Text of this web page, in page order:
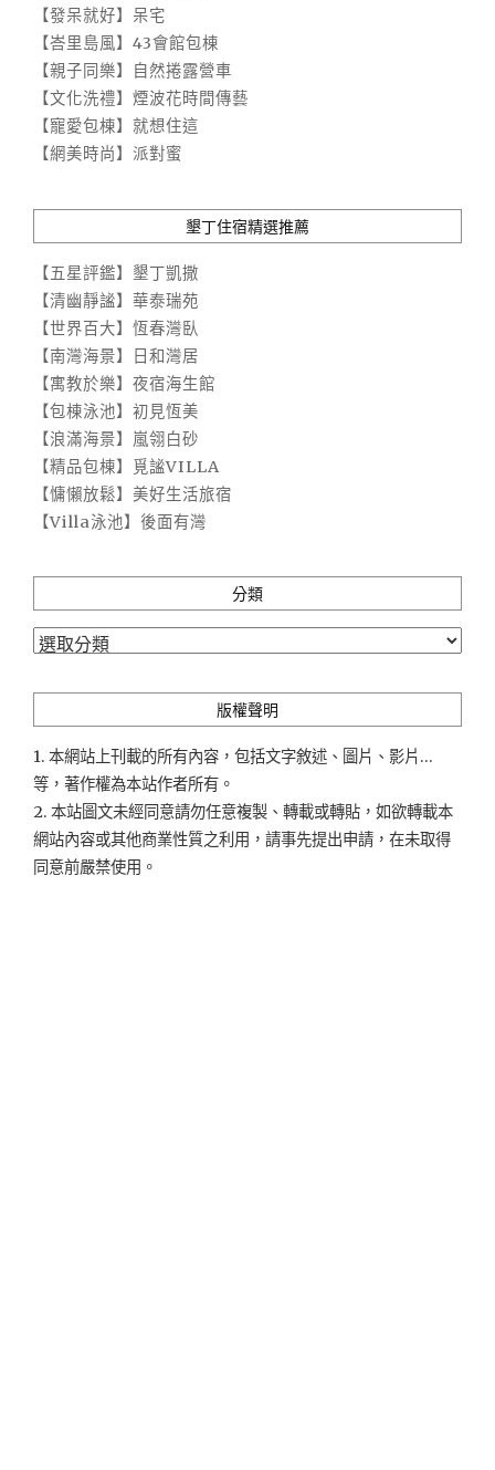
【發呆就好】呆宅
【峇里島風】43會館包棟
【親子同樂】自然捲露營車
【文化洗禮】煙波花時間傳藝
【寵愛包棟】就想住這
【網美時尚】派對蜜
墾丁住宿精選推薦
【五星評鑑】墾丁凱撒
【清幽靜謐】華泰瑞苑
【世界百大】恆春灣臥
【南灣海景】日和灣居
【寓教於樂】夜宿海生館
【包棟泳池】初見恆美
【浪滿海景】嵐翎白砂
【精品包棟】覓謐VILLA
【慵懶放鬆】美好生活旅宿
【Villa泳池】後面有灣
分類
分
版權聲明
1. 本網站上刊載的所有內容，包括文字敘述、圖片、影片...
等，著作權為本站作者所有。
2. 本站圖文未經同意請勿任意複製、轉載或轉貼，如欲轉載本
網站內容或其他商業性質之利用，請事先提出申請，在未取得
同意前嚴禁使用。